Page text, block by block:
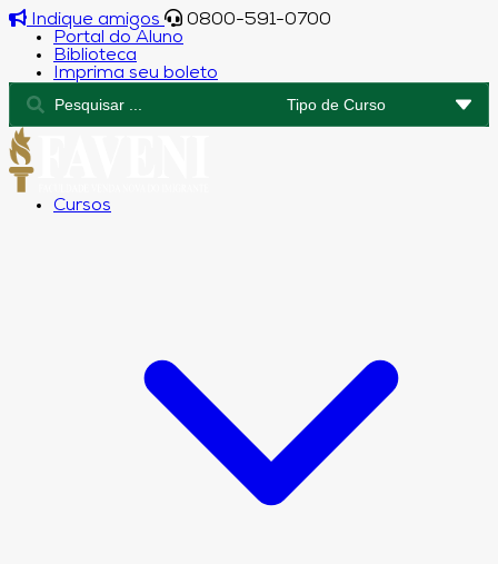
Indique amigos
0800-591-0700
Portal do Aluno
Biblioteca
Imprima seu boleto
Cursos